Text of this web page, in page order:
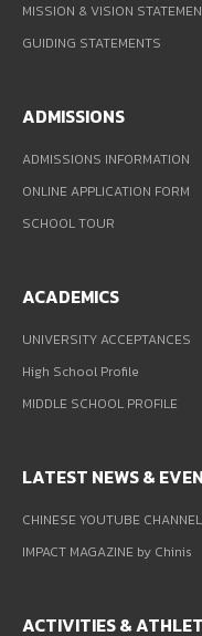
MISSION & VISION
GUIDING STATEMENTS
ADMISSIONS
ADMISSIONS INFORMATION
ONLINE APPLICATION FORM
SCHOOL TOUR
ACADEMICS
UNIVERSITY ACCEPTANCES
High School Profile
MIDDLE SCHOOL PROFILE
LATEST NEWS &
CHINESE YOUTUBE CHANNEL
IMPACT MAGAZINE by Chinis
ACTIVITIES &